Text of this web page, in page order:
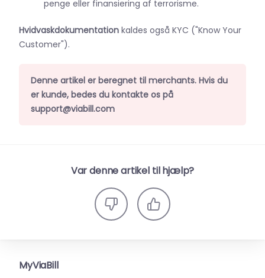
penge eller finansiering af terrorisme.
Hvidvaskdokumentation kaldes også KYC ("Know Your
Customer").
Denne artikel er beregnet til merchants. Hvis du
er kunde, bedes du kontakte os på
support@viabill.com
Var denne artikel til hjælp?
MyViaBill